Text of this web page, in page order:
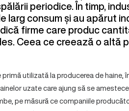
periodice. În timp,
larg consum și au apărut
firme care produc
Ceea ce creează o altă
utilizată la producerea de haine,
uzate care ajung să se
pe măsură ce companiile